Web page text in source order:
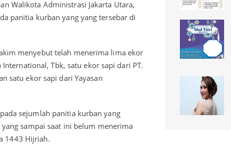
Walikota Administrasi Jakarta Utara,
panitia kurban yang yang tersebar di
menyebut telah menerima lima ekor
Tbk, satu ekor sapi dari PT.
satu ekor sapi dari Yayasan
sejumlah panitia kurban yang
sampai saat ini belum menerima
1443 Hijriah.